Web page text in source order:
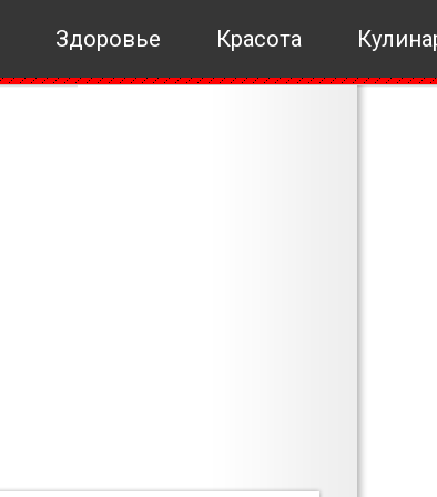
Здоровье Красота